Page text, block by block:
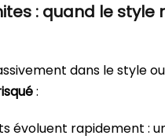
: quand le style
dans le style
:
évoluent rapidement :